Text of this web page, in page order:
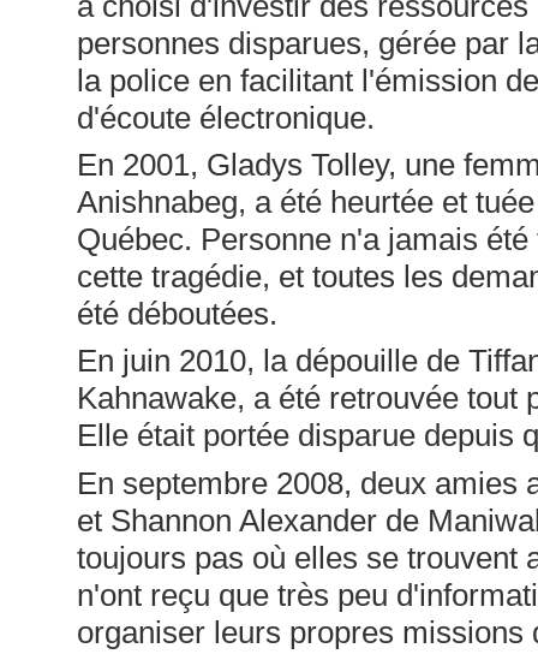
personnes disparues, gérée par
la police en facilitant l'émission
d'écoute électronique.
En 2001, Gladys Tolley, une
Anishnabeg, a été heurtée et
Québec. Personne n'a jamais
cette tragédie, et toutes les
été déboutées.
En juin 2010, la dépouille de
Kahnawake, a été retrouvée tout
Elle était portée disparue depuis
En septembre 2008, deux amies
et Shannon Alexander de
toujours pas où elles se trouvent
n'ont reçu que très peu
organiser leurs propres missions